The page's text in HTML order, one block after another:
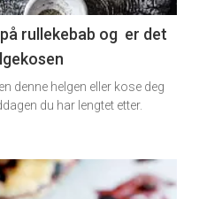
rullekebab og er det
denne helgen eller kose deg
du har lengtet etter.